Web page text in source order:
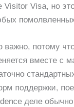
Visitor Visa, но
важно, потому
вместе с
поддержки,
деле